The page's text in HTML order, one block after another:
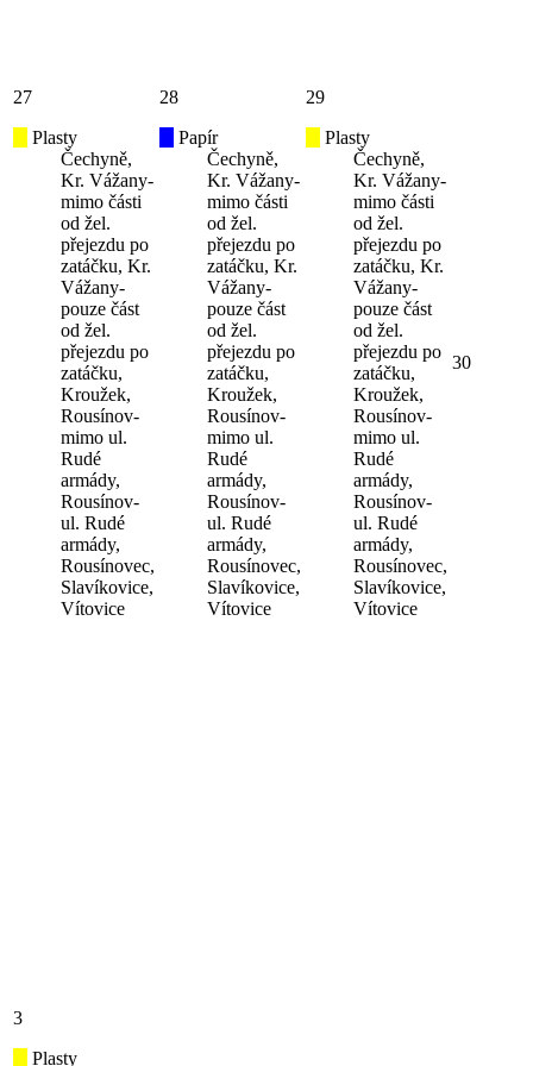
27
Plasty
Čechyně,
Kr. Vážany-
mimo části
od žel.
přejezdu po
zatáčku, Kr.
Vážany-
pouze část
od žel.
přejezdu po
zatáčku,
Kroužek,
Rousínov-
mimo ul.
Rudé
armády,
Rousínov-
ul. Rudé
armády,
Rousínovec,
Slavíkovice,
Vítovice
28
Papír
Čechyně,
Kr. Vážany-
mimo části
od žel.
přejezdu po
zatáčku, Kr.
Vážany-
pouze část
od žel.
přejezdu po
zatáčku,
Kroužek,
Rousínov-
mimo ul.
Rudé
armády,
Rousínov-
ul. Rudé
armády,
Rousínovec,
Slavíkovice,
Vítovice
29
Plasty
Čechyně,
Kr. Vážany-
mimo části
od žel.
přejezdu po
zatáčku, Kr.
Vážany-
pouze část
od žel.
přejezdu po
zatáčku,
Kroužek,
Rousínov-
mimo ul.
Rudé
armády,
Rousínov-
ul. Rudé
armády,
Rousínovec,
Slavíkovice,
Vítovice
30
3
Plasty